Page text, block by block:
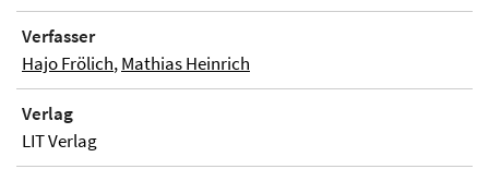
Verfasser
Hajo Frölich,Mathias Heinrich
Verlag
LIT Verlag